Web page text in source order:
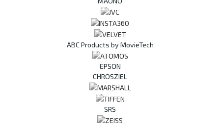
ABC Products by MovieTech
EPSON
CHROSZIEL
SRS